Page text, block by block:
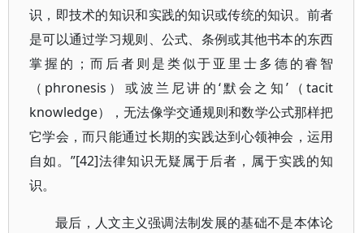
识，即技术的知识和实践的知识或传统的知识。前者
是可以通过学习规则、公式、条例或其他书本的东西
掌握的；而后者则是类似于亚里士多德的睿智
（phronesis）或波兰尼讲的‘默会之知’（tacit
knowledge），无法像学交通规则和数学公式那样把
它学会，而只能通过长期的实践达到心领神会，运用
自如。”[42]法律知识无疑属于后者，属于实践的知
识。
最后，人文主义强调法制发展的基础不是本体论